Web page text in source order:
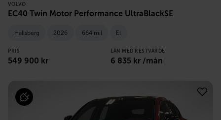
VOLVO
EC40 Twin Motor Performance UltraBlackSE
Hallsberg 2026 664 mil El
PRIS
549 900 kr
LÅN MED RESTVÄRDE
6 835 kr /mån